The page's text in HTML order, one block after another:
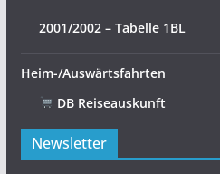
2001/2002 – Tabelle 1BL
Heim-/Auswärtsfahrten
DB Reiseauskunft
Newsletter